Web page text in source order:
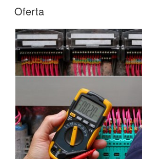
Oferta